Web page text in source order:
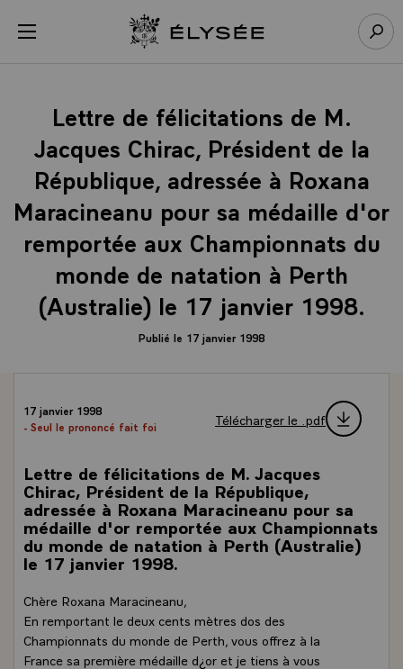
menu Retour à l’accueil Élysée
Lettre de félicitations de M.
Jacques Chirac, Président de la
République, adressée à Roxana
Maracineanu pour sa médaille d'or
remportée aux Championnats du
monde de natation à Perth
(Australie) le 17 janvier 1998.
Publié le 17 janvier 1998
17 janvier 1998
- Seul le prononcé fait foi
Télécharger le .pdf
Lettre de félicitations de M. Jacques
Chirac, Président de la République,
adressée à Roxana Maracineanu pour sa
médaille d'or remportée aux Championnats
du monde de natation à Perth (Australie)
le 17 janvier 1998.
Chère Roxana Maracineanu,
En remportant le deux cents mètres dos des
Championnats du monde de Perth, vous offrez à la
France sa première médaille d¿or et je tiens à vous
Panneau de gestion des cookies